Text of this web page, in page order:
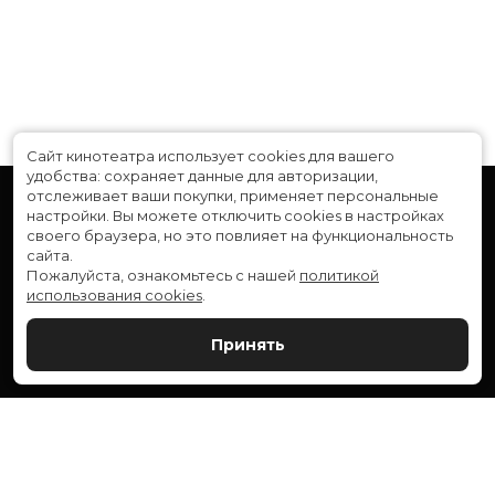
О’Брайан, Марина Пароди, Наоми
Пети, Брахим Рачики
Продюсеры
Пьер Цигаридис, Жан-Пьер
Морреале, Максим Ранкон
Сценаристы
Максим Ранкон, Пьер Цигаридис
Композиторы
Джоаккино Маринкола
Жанр
Длительность
1 ч 21 мин
В прокате
с 13 ноября до 26 ноября
Расписание
Скоро в кино
Служба поддержки
Сайт кинотеатра использует cookies для вашего
удобства: сохраняет данные для авторизации,
отслеживает ваши покупки, применяет персональные
настройки. Вы можете отключить cookies в настройках
своего браузера, но это повлияет на функциональность
сайта.
Пожалуйста, ознакомьтесь с нашей политикой
использования cookies
Принять